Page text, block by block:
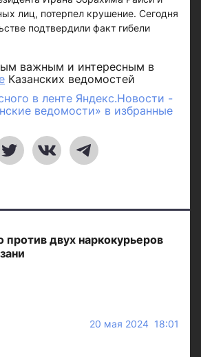
лиц, потерпел крушение. Сегодня
подтвердили факт гибели
важным и интересным в
Казанских ведомостей
в ленте Яндекс.Новости -
ведомости» в избранные
против двух наркокурьеров
20 мая 2024 18:01